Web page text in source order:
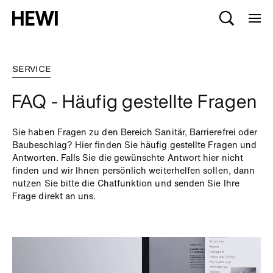
SERVICE
FAQ - Häufig gestellte Fragen
Sie haben Fragen zu den Bereich Sanitär, Barrierefrei oder
Baubeschlag? Hier finden Sie häufig gestellte Fragen und
Antworten. Falls Sie die gewünschte Antwort hier nicht
finden und wir Ihnen persönlich weiterhelfen sollen, dann
nutzen Sie bitte die Chatfunktion und senden Sie Ihre
Frage direkt an uns.